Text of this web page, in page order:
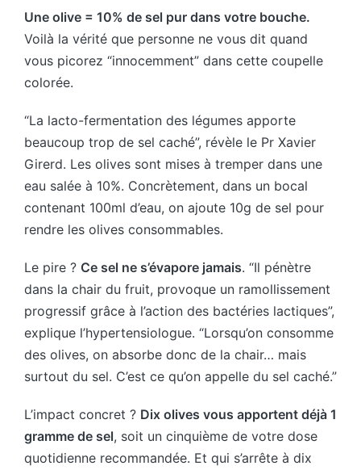
Une olive = 10% de sel pur dans votre bouche.
Voilà la vérité que personne ne vous dit quand
vous picorez “innocemment” dans cette coupelle
colorée.
“La lacto-fermentation des légumes apporte
beaucoup trop de sel caché”, révèle le Pr Xavier
Girerd. Les olives sont mises à tremper dans une
eau salée à 10%. Concrètement, dans un bocal
contenant 100ml d’eau, on ajoute 10g de sel pour
rendre les olives consommables.
Le pire ? Ce sel ne s’évapore jamais. “Il pénètre
dans la chair du fruit, provoque un ramollissement
progressif grâce à l’action des bactéries lactiques”,
explique l’hypertensiologue. “Lorsqu’on consomme
des olives, on absorbe donc de la chair… mais
surtout du sel. C’est ce qu’on appelle du sel caché.”
L’impact concret ? Dix olives vous apportent déjà 1
gramme de sel, soit un cinquième de votre dose
quotidienne recommandée. Et qui s’arrête à dix